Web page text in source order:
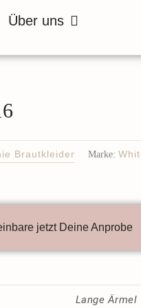
Über uns Öffne Über uns
Brautkleider Marke:
jetzt Deine Anprobe
Lange Ärmel